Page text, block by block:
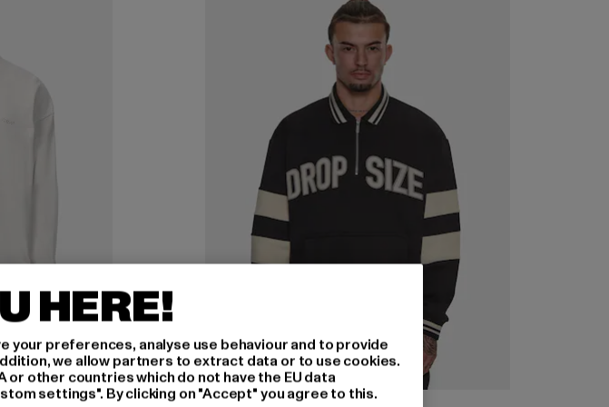
HERE!
your preferences, analyse use behaviour and to provide
we allow partners to extract data or to use cookies.
or other countries which do not have the EU data
settings". By clicking on "Accept" you agree to this.